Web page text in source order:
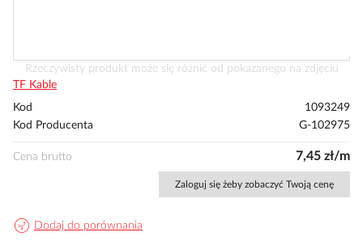
Przejdź
na
początek
Rzeczywisty produkt może się różnić od pokazanego na zdjęciu
TF Kable
Kod
1093249
Kod Producenta
G-102975
Cena brutto 7,45 zł/m
Zaloguj się żeby zobaczyć Twoją cenę
Dodaj do porównania